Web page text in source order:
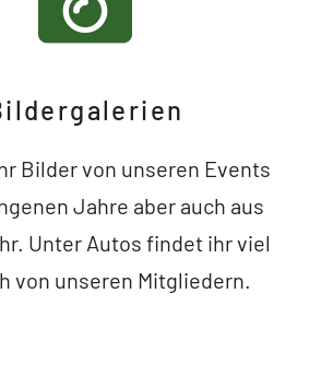
Bilder von unseren Events
Jahre aber auch aus
Unter Autos findet ihr viel
von unseren Mitgliedern.